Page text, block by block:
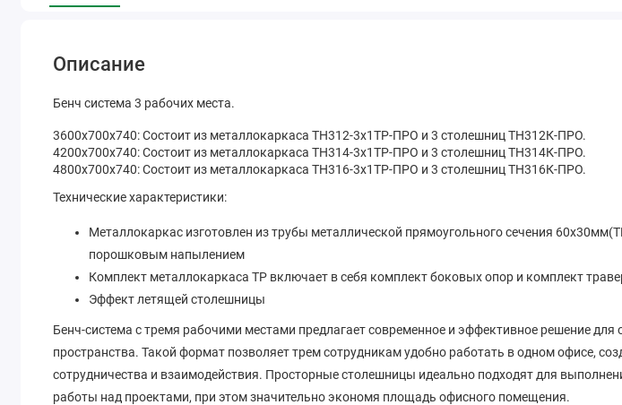
Описание
Бенч система 3 рабочих места.
3600х700х740: Состоит из металлокаркаса ТН312-3х1ТР-ПРО и 3 столешниц ТН312К-ПРО.
4200х700х740: Состоит из металлокаркаса ТН314-3х1ТР-ПРО и 3 столешниц ТН314К-ПРО.
4800х700х740: Состоит из металлокаркаса ТН316-3х1ТР-ПРО и 3 столешниц ТН316К-ПРО.
Технические характеристики:
Металлокаркас изготовлен из трубы металлической прямоугольного сечения
порошковым напылением
Комплект металлокаркаса ТР включает в себя комплект боковых опор и комплект
Эффект летящей столешницы
Бенч-система с тремя рабочими местами предлагает современное и эффективное решение для
пространства. Такой формат позволяет трем сотрудникам удобно работать в одном офисе,
сотрудничества и взаимодействия. Просторные столешницы идеально подходят для
работы над проектами, при этом значительно экономя площадь офисного помещения.